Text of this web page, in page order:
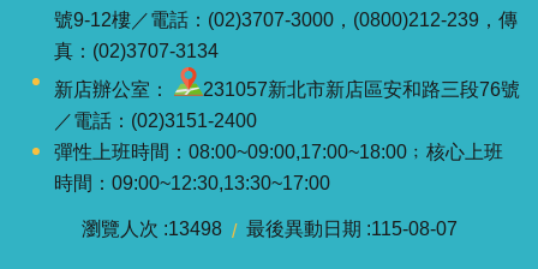
號9-12樓／電話：(02)3707-3000，(0800)212-239，傳
真：(02)3707-3134
新店辦公室：
231057新北市新店區安和路三段76號
／電話：(02)3151-2400
彈性上班時間：08:00~09:00,17:00~18:00﹔核心上班
時間：09:00~12:30,13:30~17:00
瀏覽人次 13498 最後異動日期 115-08-07